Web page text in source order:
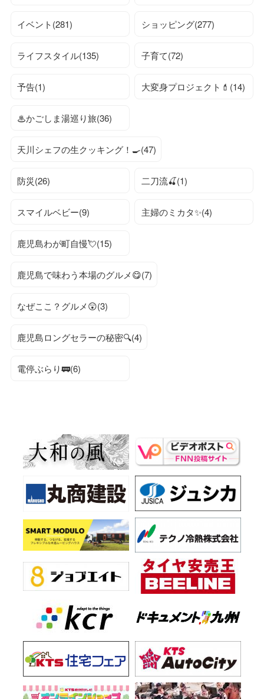
イベント(281) ショッピング(277)
ライフスタイル(135) 子育て(72)
予告(1) 大変身プロジェクト💄(14)
♨かごしま湯巡り旅(36)
天川シェフの生クッキング！🍳(47)
防災(26) 二刀流🍒(1)
スマイルベビー(9) 主婦のミカタ✨(4)
鹿児島わが町自慢💘(15)
鹿児島で味わう本場のグルメ😋(7)
なぜここ？グルメ😲(3)
鹿児島ロングセラーの秘密🔍(4)
電停ぶらり🚃(6)